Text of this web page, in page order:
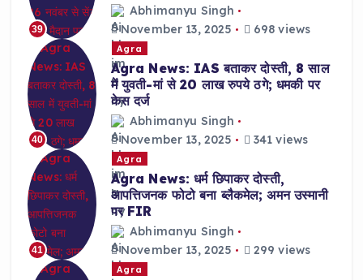
39
Abhimanyu Singh
November 13, 2025
698 views
40
Agra
Agra News: IAS बताकर दोस्ती, 8 साल
में युवती-मां से 20 लाख रुपये ठगे; धमकी पर
केस दर्ज
Abhimanyu Singh
November 13, 2025
341 views
41
Agra
Agra News: धर्म छिपाकर दोस्ती,
आपत्तिजनक फोटो बना ब्लैकमेल; अमन उस्मानी
पर FIR
Abhimanyu Singh
November 13, 2025
299 views
Agra